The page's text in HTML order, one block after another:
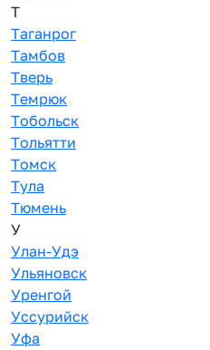
Т
Таганрог
Тамбов
Тверь
Темрюк
Тобольск
Тольятти
Томск
Тула
Тюмень
У
Улан-Удэ
Ульяновск
Уренгой
Уссурийск
Уфа